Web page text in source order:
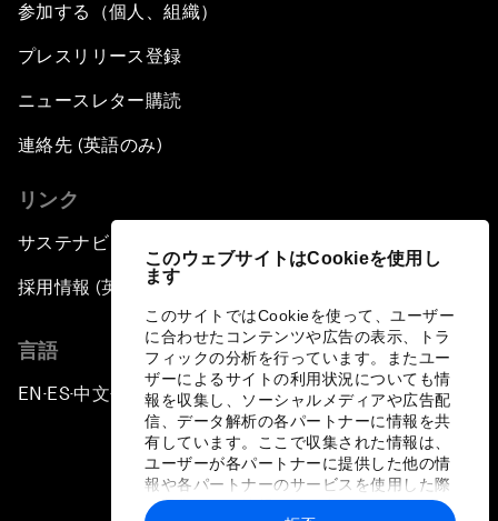
このウェブサイトはCookieを使用し
ます
このサイトではCookieを使って、ユーザー
に合わせたコンテンツや広告の表示、トラ
フィックの分析を行っています。またユー
ザーによるサイトの利用状況についても情
報を収集し、ソーシャルメディアや広告配
信、データ解析の各パートナーに情報を共
有しています。ここで収集された情報は、
ユーザーが各パートナーに提供した他の情
報や各パートナーのサービスを使用した際
に収集された情報と組み合わされ、各パー
参加する（個人、組織）
プレスリリース登録
ニュースレター購読
連絡先 (英語のみ)
リンク
サステナビリティへの取り組み
採用情報 (英語のみ)
言語
EN ▪ ES▪中文▪ 日本語